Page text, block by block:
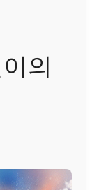
의